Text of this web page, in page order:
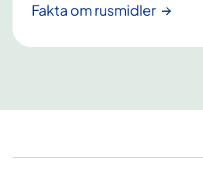
Fakta om rusmidler